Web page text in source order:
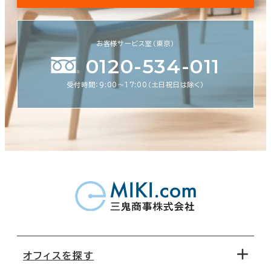
お客様サービス室（東京）
0120-534-011
受付時間：9:00〜17:00（土日祝日は除く）
オフィスを探す